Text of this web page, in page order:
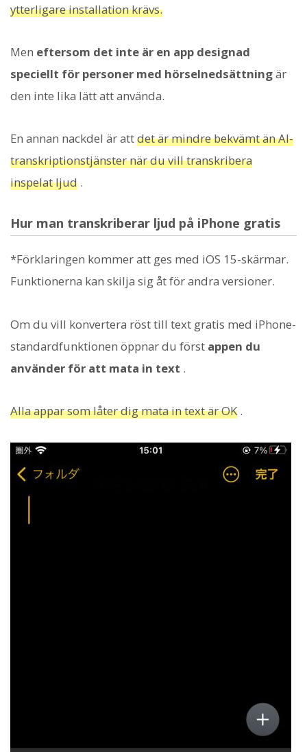
ytterligare installation krävs.
Men eftersom det inte är en app designad
speciellt för personer med hörselnedsättningär
den inte lika lätt att använda.
En annan nackdel är attdet är mindre bekvämt än AI-
transkriptionstjänster när du vill transkribera
inspelat ljud .
Hur man transkriberar ljud på iPhone gratis
*Förklaringen kommer att ges med iOS 15-skärmar.
Funktionerna kan skilja sig åt för andra versioner.
Om du vill konvertera röst till text gratis med iPhone-
standardfunktionen öppnar du först appen du
använder för att mata in text .
Alla appar som låter dig mata in text är OK .